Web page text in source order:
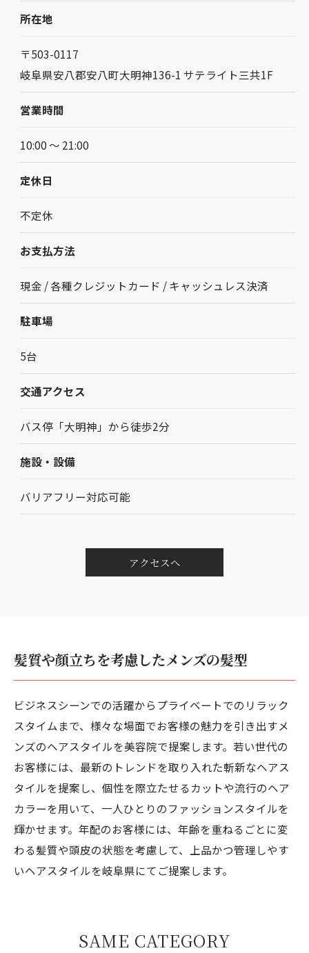
所在地
〒503-0117
岐阜県安八郡安八町大明神136-1 サテライト三共1F
営業時間
10:00 ～ 21:00
定休日
不定休
お支払方法
現金 / 各種クレジットカード / キャッシュレス決済
駐車場
5台
交通アクセス
バス停「大明神」から徒歩2分
施設・設備
バリアフリー対応可能
アクセスへ
髪質や顔立ちを考慮したメンズの髪型
ビジネスシーンでの活躍からプライベートでのリラック
スタイムまで、様々な場面でお客様の魅力を引き出すメ
ンズのヘアスタイルを美容院で提案します。若い世代の
お客様には、最新のトレンドを取り入れた斬新なヘアス
タイルを提案し、個性を際立たせるカットや流行のヘア
カラーを用いて、一人ひとりのファッションスタイルを
輝かせます。年配のお客様には、年齢を重ねるごとに変
わる髪質や頭皮の状態を考慮して、上品かつ管理しやす
いヘアスタイルを岐阜県にてご提案します。
SAME CATEGORY